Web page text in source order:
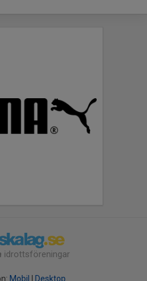
idrottsföreningar
Mobil Desktop